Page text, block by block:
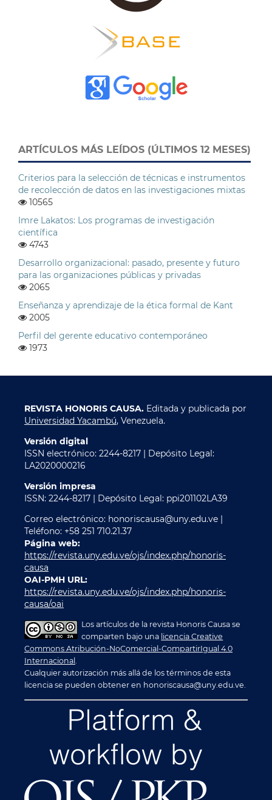
ARTÍCULOS MÁS LEÍDOS (ÚLTIMOS 12 MESES)
Criterios para la selección de técnicas e instrumentos
de recolección de datos en las investigaciones mixtas
10565
Imre Lakatos: Los programas de investigación
científica
4743
Desarrollo organizacional: pasado, presente y futuro
para las organizaciones públicas y privadas
2065
Enseñanza y aprendizaje de la ética formal de Kant
2005
Perfil del gerente educativo contemporáneo
1973
REVISTA HONORIS CAUSA. Editada y publicada por
Universidad Yacambú, Venezuela.
Versión digital
ISSN electrónico: 2244-8217 | Depósito Legal:
LA2020000216
Versión impresa
ISSN: 2244-8217 | Depósito Legal: ppi201102LA39
Correo electrónico: honoriscausa@uny.edu.ve |
Teléfono: +58 251 710.21.37
Página web:
https://revista.uny.edu.ve/ojs/index.php/honoris-
causa
OAI-PMH URL:
https://revista.uny.edu.ve/ojs/index.php/honoris-
causa/oai
Los artículos de la revista Honoris Causa se
comparten bajo una licencia Creative
Commons Atribución-NoComercial-CompartirIgual 4.0
Internacional .
Cualquier autorización más allá de los términos de esta
licencia se pueden obtener en honoriscausa@uny.edu.ve.